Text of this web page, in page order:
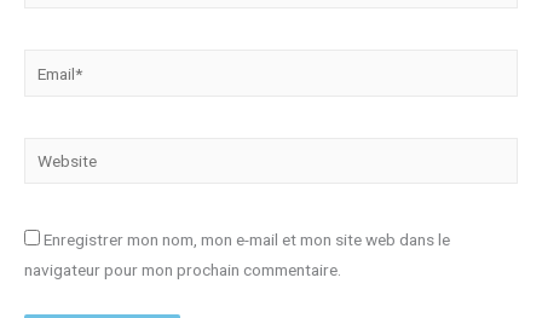
Email*
Website
Enregistrer mon nom, mon e-mail et mon site web dans le
navigateur pour mon prochain commentaire.